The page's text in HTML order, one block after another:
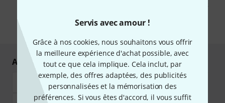
Servis avec amour !
Grâce à nos cookies, nous souhaitons vous offrir
la meilleure expérience d'achat possible, avec
tout ce que cela implique. Cela inclut, par
exemple, des offres adaptées, des publicités
personnalisées et la mémorisation des
préférences. Si vous êtes d'accord, il vous suffit
* Requis
Achetez et payez en toute sécurité